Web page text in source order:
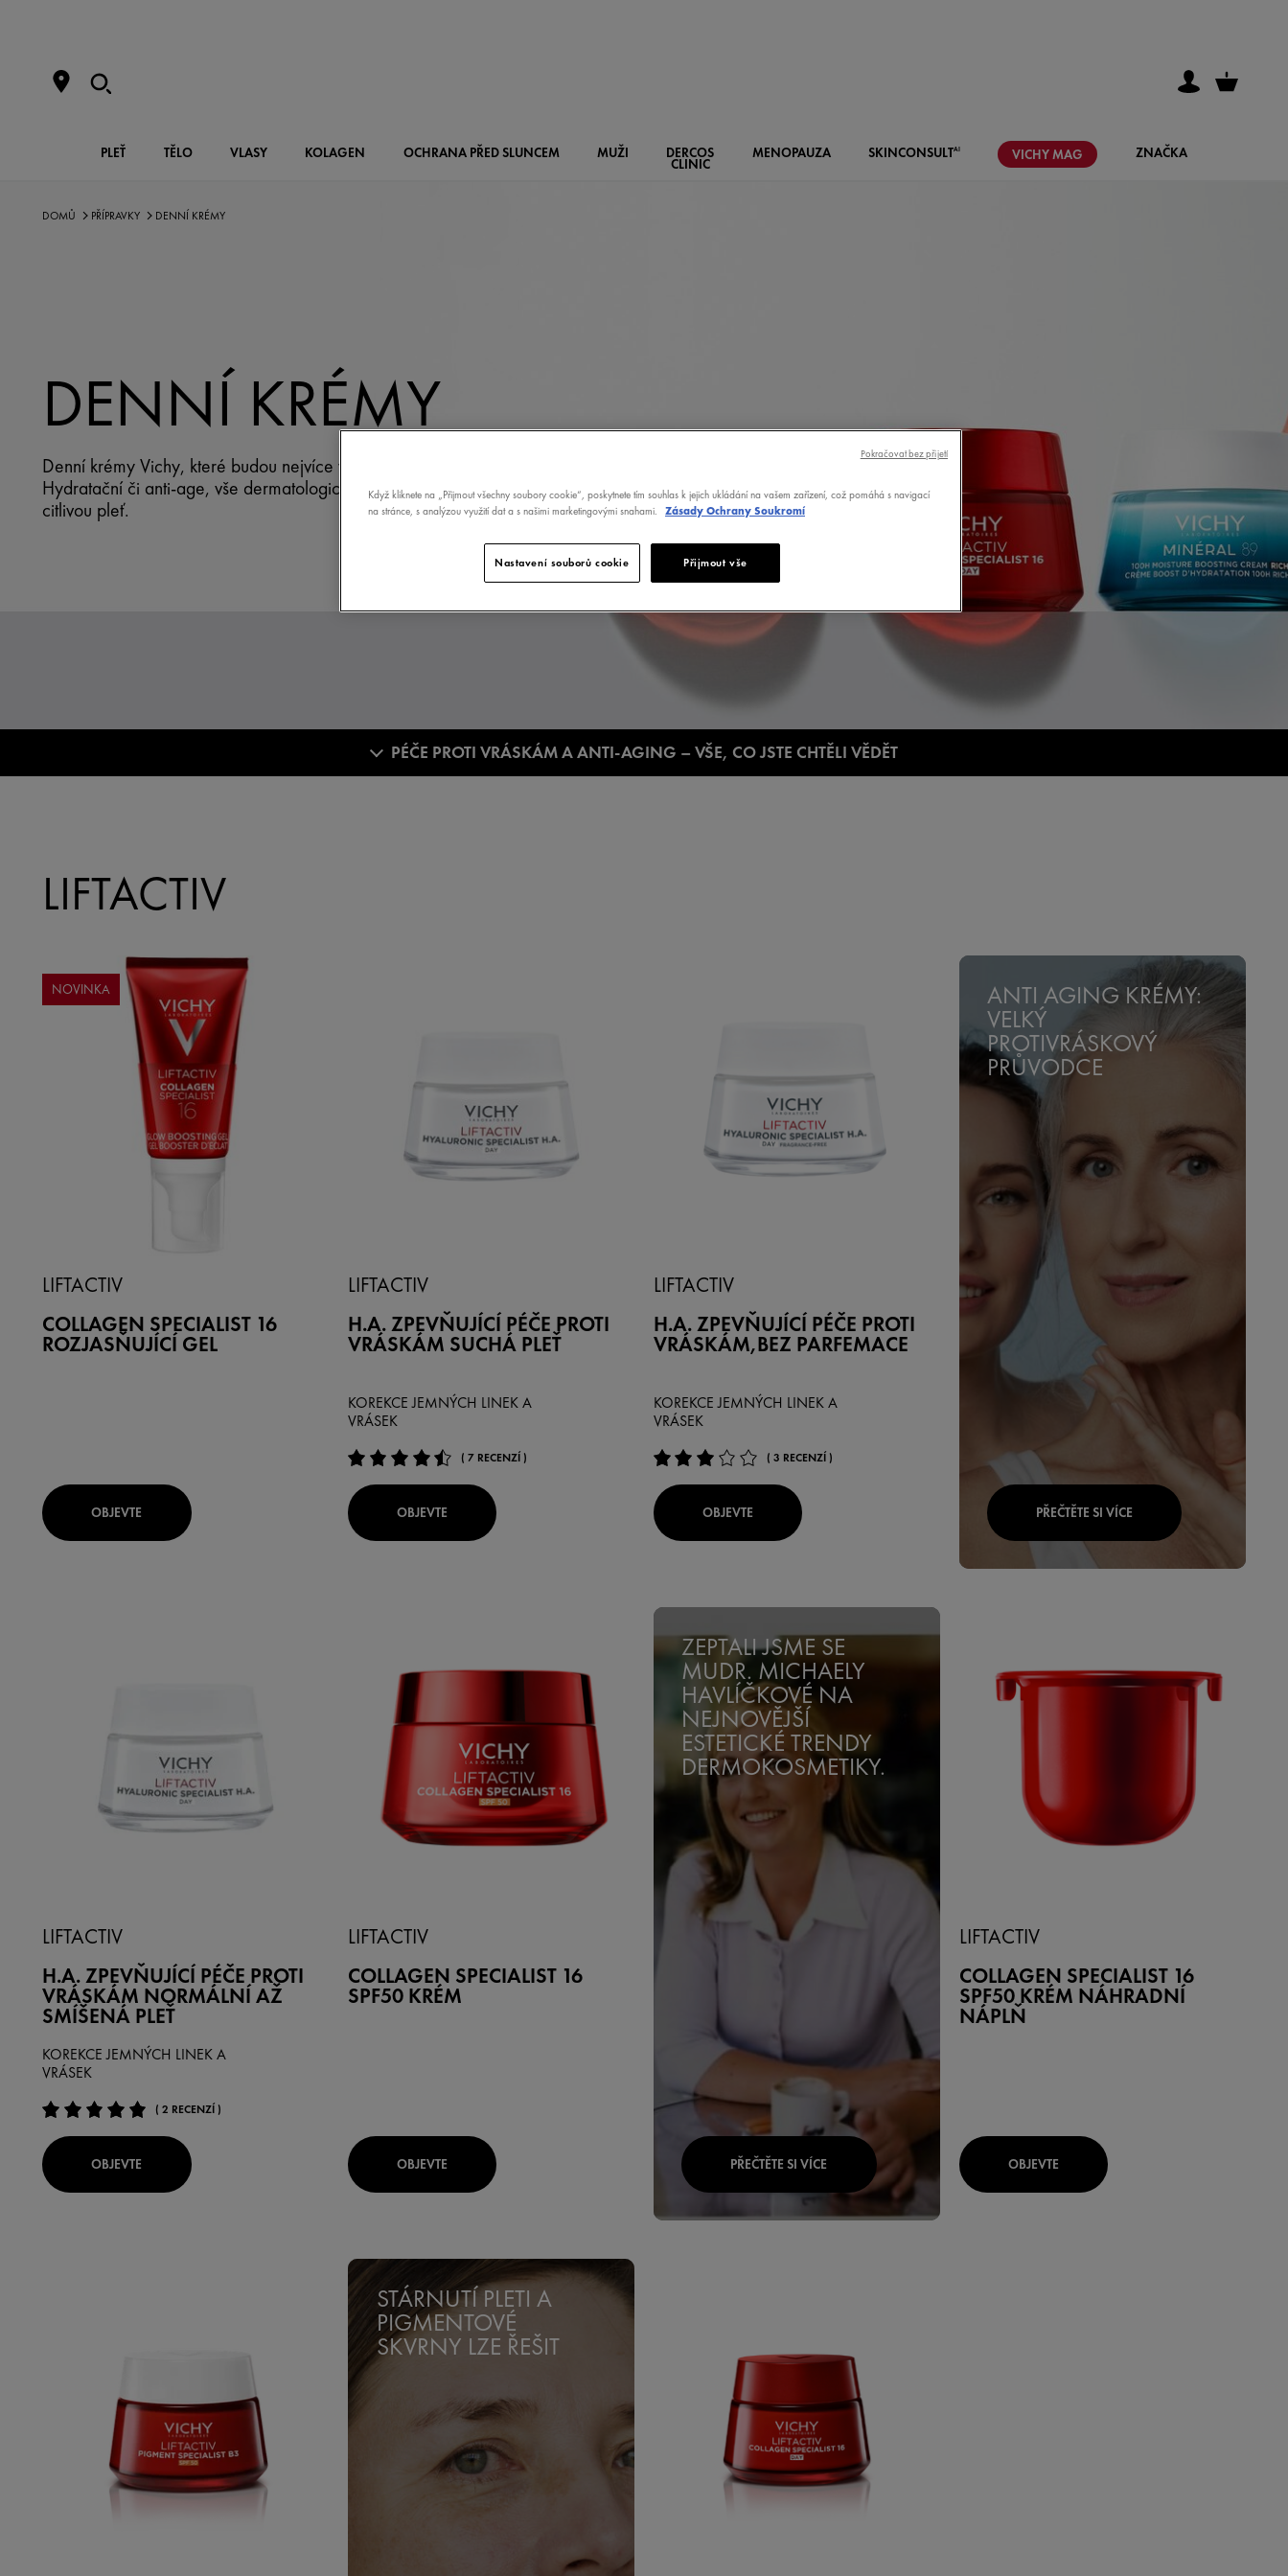
PLEŤ TĚLO VLASY KOLAGEN OCHRANA PŘED SLUNCEM MUŽI DERCOS
CLINIC
MENOPAUZA SKINCONSULTAI VICHY MAG ZNAČKA
DOMŮ PŘÍPRAVKY DENNÍ KRÉMY
DENNÍ KRÉMY
Denní krémy Vichy, které budou nejvíce vyhovovat potřebám vaší pleti.
Hydratační či anti-age, vše dermatologicky testované pro každodenní péči o
citlivou pleť.
PÉČE PROTI VRÁSKÁM A ANTI-AGING – VŠE, CO JSTE CHTĚLI VĚDĚT
LIFTACTIV
NOVINKA
LIFTACTIV
COLLAGEN SPECIALIST 16
ROZJASŇUJÍCÍ GEL
OBJEVTE
LIFTACTIV
H.A. ZPEVŇUJÍCÍ PÉČE PROTI
VRÁSKÁM SUCHÁ PLEŤ
KOREKCE JEMNÝCH LINEK A
VRÁSEK
( 7 RECENZÍ )
OBJEVTE
LIFTACTIV
H.A. ZPEVŇUJÍCÍ PÉČE PROTI
VRÁSKÁM,BEZ PARFEMACE
KOREKCE JEMNÝCH LINEK A
VRÁSEK
( 3 RECENZÍ )
OBJEVTE
ANTI AGING KRÉMY:
VELKÝ
PROTIVRÁSKOVÝ
PRŮVODCE
PŘEČTĚTE SI VÍCE
LIFTACTIV
H.A. ZPEVŇUJÍCÍ PÉČE PROTI
VRÁSKÁM NORMÁLNÍ AŽ
SMÍŠENÁ PLEŤ
KOREKCE JEMNÝCH LINEK A
VRÁSEK
( 2 RECENZÍ )
OBJEVTE
LIFTACTIV
COLLAGEN SPECIALIST 16
SPF50 KRÉM
OBJEVTE
ZEPTALI JSME SE
MUDR. MICHAELY
HAVLÍČKOVÉ NA
NEJNOVĚJŠÍ
ESTETICKÉ TRENDY
DERMOKOSMETIKY.
PŘEČTĚTE SI VÍCE
LIFTACTIV
COLLAGEN SPECIALIST 16
SPF50 KRÉM NÁHRADNÍ
NÁPLŇ
OBJEVTE
STÁRNUTÍ PLETI A
PIGMENTOVÉ
SKVRNY LZE ŘEŠIT
Když kliknete na „Přijmout všechny soubory cookie“, poskytnete tím souhlas k jejich ukládání na vašem zařízení, což pomáhá s navigací
na stránce, s analýzou využití dat a s našimi marketingovými snahami.
Zásady Ochrany Soukromí
Nastavení souborů cookie Přijmout vše
Pokračovat bez přijetí